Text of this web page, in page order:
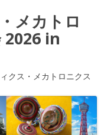
メカトロ
2026 in
クス・メカトロニクス